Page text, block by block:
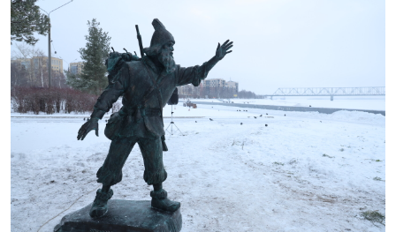
На набережной Архангельска установили скульптуру